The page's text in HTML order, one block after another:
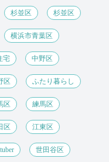
杉並区 杉並区
横浜市青葉区
宅 中野区
区 ふたり暮らし
区 練馬区
区 江東区
世田谷区